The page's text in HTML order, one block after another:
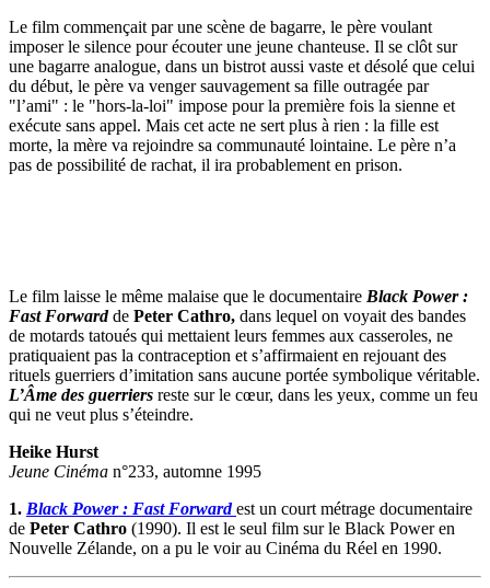
Le film commençait par une scène de bagarre, le père voulant
imposer le silence pour écouter une jeune chanteuse. Il se clôt sur
une bagarre analogue, dans un bistrot aussi vaste et désolé que celui
du début, le père va venger sauvagement sa fille outragée par
"l’ami" : le "hors-la-loi" impose pour la première fois la sienne et
exécute sans appel. Mais cet acte ne sert plus à rien : la fille est
morte, la mère va rejoindre sa communauté lointaine. Le père n’a
pas de possibilité de rachat, il ira probablement en prison.
Le film laisse le même malaise que le documentaire Black Power :
Fast Forward de Peter Cathro, dans lequel on voyait des bandes
de motards tatoués qui mettaient leurs femmes aux casseroles, ne
pratiquaient pas la contraception et s’affirmaient en rejouant des
rituels guerriers d’imitation sans aucune portée symbolique véritable.
L’Âme des guerriers reste sur le cœur, dans les yeux, comme un feu
qui ne veut plus s’éteindre.
Heike Hurst
Jeune Cinéma n°233, automne 1995
1. Black Power : Fast Forward est un court métrage documentaire
de Peter Cathro (1990). Il est le seul film sur le Black Power en
Nouvelle Zélande, on a pu le voir au Cinéma du Réel en 1990.